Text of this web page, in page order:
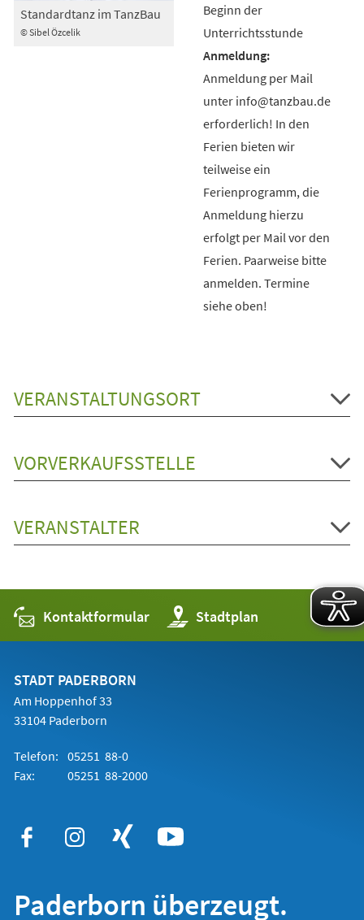
© Sibel Özcelik
Standardtanz im TanzBau
Beginn der
Unterrichtsstunde
Anmeldung per Mail
unter info@tanzbau.de
erforderlich! In den
Ferien bieten wir
teilweise ein
Ferienprogramm, die
Anmeldung hierzu
erfolgt per Mail vor den
Ferien. Paarweise bitte
anmelden. Termine
siehe oben!
VERANSTALTUNGSORT
VORVERKAUFSSTELLE
VERANSTALTER
Kontaktformular Stadtplan
(Öffnet
in
einem
STADT PADERBORN
Am Hoppenhof 33
33104 Paderborn
Telefon: 05251 88-0
Fax:
05251 88-2000
Paderborn überzeugt.